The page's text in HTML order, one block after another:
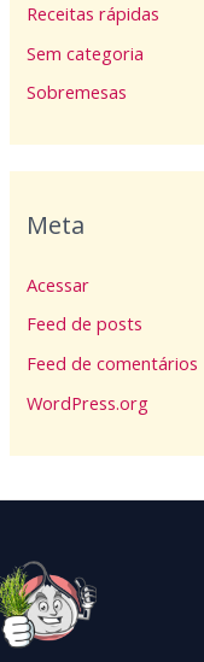
Receitas rápidas
Sem categoria
Sobremesas
Meta
Acessar
Feed de posts
Feed de comentários
WordPress.org